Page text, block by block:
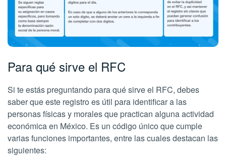
Para qué sirve el RFC
Si te estás preguntando para qué sirve el RFC, debes
saber que este registro es útil para identificar a las
personas físicas y morales que practican alguna actividad
económica en México. Es un código único que cumple
varias funciones importantes, entre las cuales destacan las
siguientes: